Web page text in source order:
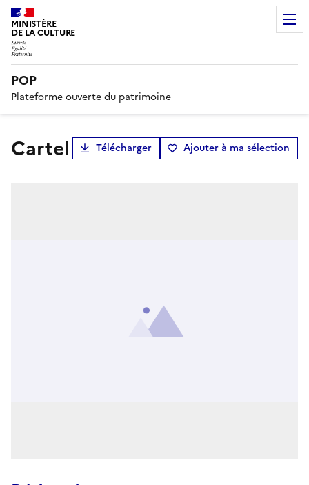
MINISTÈRE
DE LA CULTURE
POP
Plateforme ouverte du patrimoine
cartel Télécharger Ajouter à ma sélection